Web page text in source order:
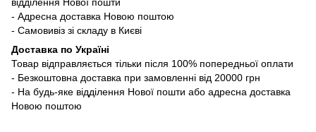
- Адресна доставка Новою поштою
- Самовивіз зі складу в Києві
Доставка по Україні
Товар відправляється тільки після 100% попередньої оплати
- Безкоштовна доставка при замовленні від 20000 грн
- На будь-яке відділення Нової пошти або адресна доставка
Новою поштою